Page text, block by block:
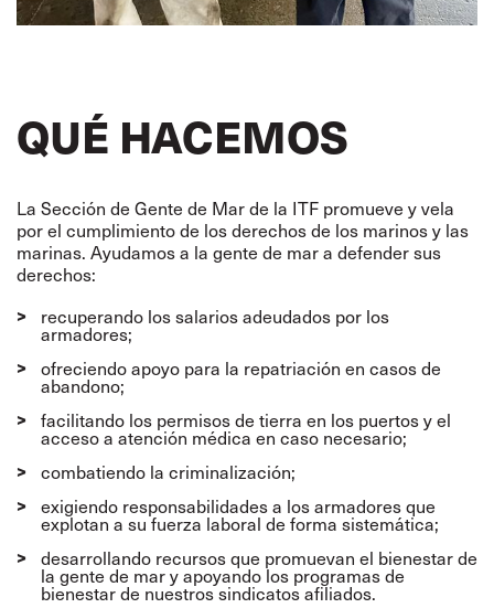
QUÉ HACEMOS
La Sección de Gente de Mar de la ITF promueve y vela
por el cumplimiento de los derechos de los marinos y las
marinas. Ayudamos a la gente de mar a defender sus
derechos:
recuperando los salarios adeudados por los
armadores;
ofreciendo apoyo para la repatriación en casos de
abandono;
facilitando los permisos de tierra en los puertos y el
acceso a atención médica en caso necesario;
combatiendo la criminalización;
exigiendo responsabilidades a los armadores que
explotan a su fuerza laboral de forma sistemática;
desarrollando recursos que promuevan el bienestar de
la gente de mar y apoyando los programas de
bienestar de nuestros sindicatos afiliados.